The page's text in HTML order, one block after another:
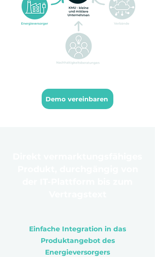
Demo vereinbaren
Einfache Integration in das
Produktangebot des
Energieversorgers